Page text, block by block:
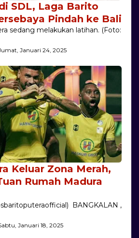
SDL, Laga Barito
Pindah ke Bali
sedang melakukan latihan. (Foto:
Januari 24, 2025
Keluar Zona Merah,
Rumah Madura
BANGKALAN ,
Januari 18, 2025